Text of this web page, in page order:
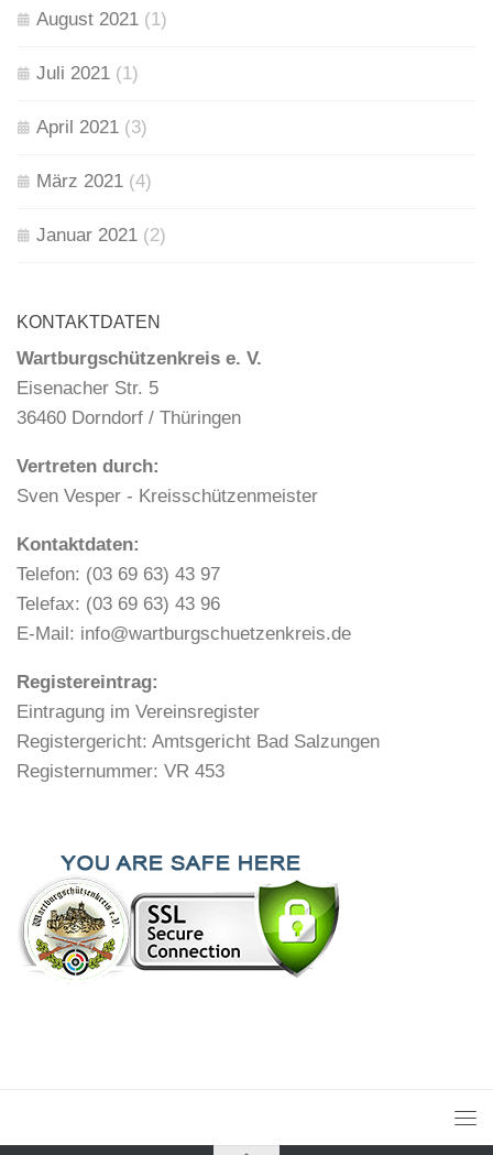
August 2021 (1)
Juli 2021 (1)
April 2021 (3)
März 2021 (4)
Januar 2021 (2)
KONTAKTDATEN
Wartburgschützenkreis e. V.
Eisenacher Str. 5
36460 Dorndorf / Thüringen
Vertreten durch:
Sven Vesper - Kreisschützenmeister
Kontaktdaten:
Telefon: (03 69 63) 43 97
Telefax: (03 69 63) 43 96
E-Mail: info@wartburgschuetzenkreis.de
Registereintrag:
Eintragung im Vereinsregister
Registergericht: Amtsgericht Bad Salzungen
Registernummer: VR 453